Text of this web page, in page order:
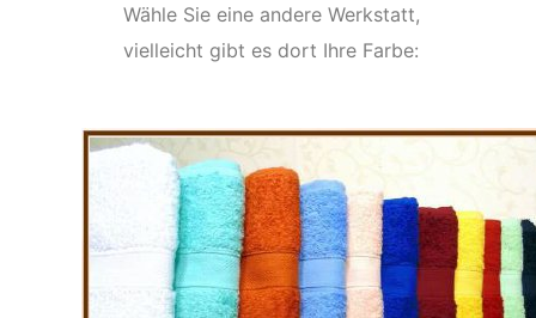
Wähle Sie eine andere Werkstatt,
vielleicht gibt es dort Ihre Farbe: